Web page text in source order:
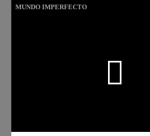
MUNDO IMPERFECTO